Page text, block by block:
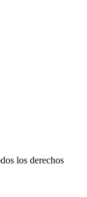
los derechos